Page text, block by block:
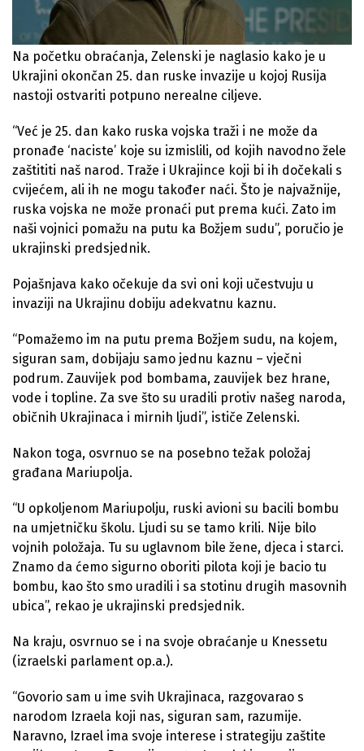
Na početku obraćanja, Zelenski je naglasio kako je u
Ukrajini okončan 25. dan ruske invazije u kojoj Rusija
nastoji ostvariti potpuno nerealne ciljeve.
“Već je 25. dan kako ruska vojska traži i ne može da
pronađe ‘naciste’ koje su izmislili, od kojih navodno žele
zaštititi naš narod. Traže i Ukrajince koji bi ih dočekali s
cvijećem, ali ih ne mogu također naći. Što je najvažnije,
ruska vojska ne može pronaći put prema kući. Zato im
naši vojnici pomažu na putu ka Božjem sudu”, poručio je
ukrajinski predsjednik.
Pojašnjava kako očekuje da svi oni koji učestvuju u
invaziji na Ukrajinu dobiju adekvatnu kaznu.
“Pomažemo im na putu prema Božjem sudu, na kojem,
siguran sam, dobijaju samo jednu kaznu – vječni
podrum. Zauvijek pod bombama, zauvijek bez hrane,
vode i topline. Za sve što su uradili protiv našeg naroda,
običnih Ukrajinaca i mirnih ljudi”, ističe Zelenski.
Nakon toga, osvrnuo se na posebno težak položaj
građana Mariupolja.
“U opkoljenom Mariupolju, ruski avioni su bacili bombu
na umjetničku školu. Ljudi su se tamo krili. Nije bilo
vojnih položaja. Tu su uglavnom bile žene, djeca i starci.
Znamo da ćemo sigurno oboriti pilota koji je bacio tu
bombu, kao što smo uradili i sa stotinu drugih masovnih
ubica”, rekao je ukrajinski predsjednik.
Na kraju, osvrnuo se i na svoje obraćanje u Knessetu
(izraelski parlament op.a.).
“Govorio sam u ime svih Ukrajinaca, razgovarao s
narodom Izraela koji nas, siguran sam, razumije.
Naravno, Izrael ima svoje interese i strategiju zaštite